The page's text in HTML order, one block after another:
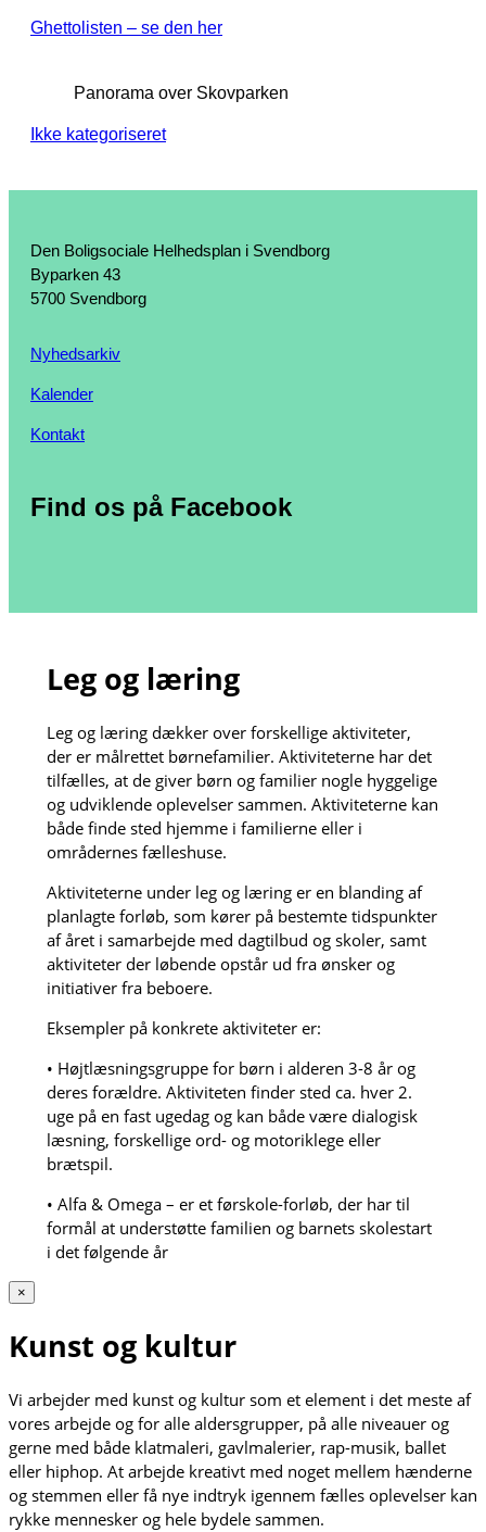
Ghettolisten – se den her
Panorama over Skovparken
Ikke kategoriseret
Den Boligsociale Helhedsplan i Svendborg
Byparken 43
5700 Svendborg
Nyhedsarkiv
Kalender
Kontakt
Find os på Facebook
Leg og læring
Leg og læring dækker over forskellige aktiviteter,
der er målrettet børnefamilier. Aktiviteterne har det
tilfælles, at de giver børn og familier nogle hyggelige
og udviklende oplevelser sammen. Aktiviteterne kan
både finde sted hjemme i familierne eller i
områdernes fælleshuse.
Aktiviteterne under leg og læring er en blanding af
planlagte forløb, som kører på bestemte tidspunkter
af året i samarbejde med dagtilbud og skoler, samt
aktiviteter der løbende opstår ud fra ønsker og
initiativer fra beboere.
Eksempler på konkrete aktiviteter er:
• Højtlæsningsgruppe for børn i alderen 3-8 år og
deres forældre. Aktiviteten finder sted ca. hver 2.
uge på en fast ugedag og kan både være dialogisk
læsning, forskellige ord- og motoriklege eller
brætspil.
• Alfa & Omega – er et førskole-forløb, der har til
formål at understøtte familien og barnets skolestart
i det følgende år
×
Kunst og kultur
Vi arbejder med kunst og kultur som et element i det meste af
vores arbejde og for alle aldersgrupper, på alle niveauer og
gerne med både klatmaleri, gavlmalerier, rap-musik, ballet
eller hiphop. At arbejde kreativt med noget mellem hænderne
og stemmen eller få nye indtryk igennem fælles oplevelser kan
rykke mennesker og hele bydele sammen.